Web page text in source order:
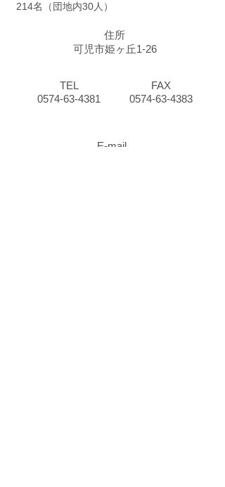
214名（団地内30人）
住所
可児市姫ヶ丘1-26
TEL
0574-63-4381
FAX
0574-63-4383
E-mail